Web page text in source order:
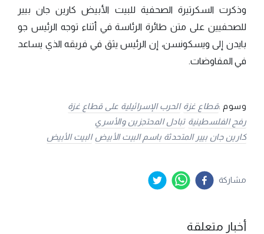
وذكرت السكرتيرة الصحفية للبيت الأبيض كارين جان بيير
للصحفيين على متن طائرة الرئاسة في أثناء توجه الرئيس جو
بايدن إلى ويسكونسن، إن الرئيس يثق في فريقه الذي يساعد
في المفاوضات.
وسوم :قطاع غزة الحرب الإسرائيلية على قطاع غزة
رفح الفلسطينية تبادل المحتجزين والأسري
كارين جان بيير المتحدثة باسم البيت الأبيض البيت الأبيض
مشاركة
أخبار متعلقة